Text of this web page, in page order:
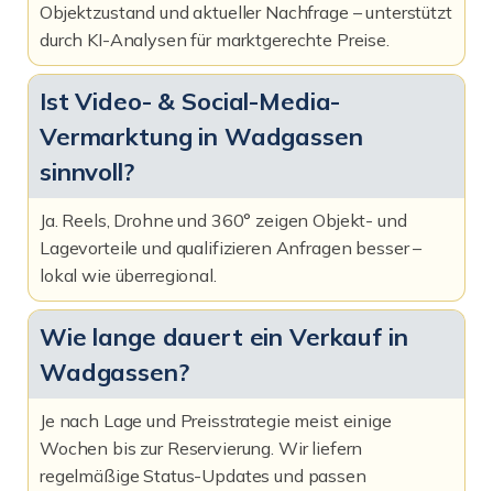
Objektzustand und aktueller Nachfrage – unterstützt
durch KI-Analysen für marktgerechte Preise.
Ist Video- & Social-Media-
Vermarktung in Wadgassen
sinnvoll?
Ja. Reels, Drohne und 360° zeigen Objekt- und
Lagevorteile und qualifizieren Anfragen besser –
lokal wie überregional.
Wie lange dauert ein Verkauf in
Wadgassen?
Je nach Lage und Preisstrategie meist einige
Wochen bis zur Reservierung. Wir liefern
regelmäßige Status-Updates und passen